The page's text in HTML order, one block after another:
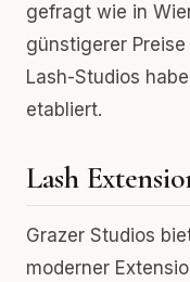
gefragt wie in
günstigerer
Lash-Studios
etabliert.
Lash
Grazer Studios
moderner